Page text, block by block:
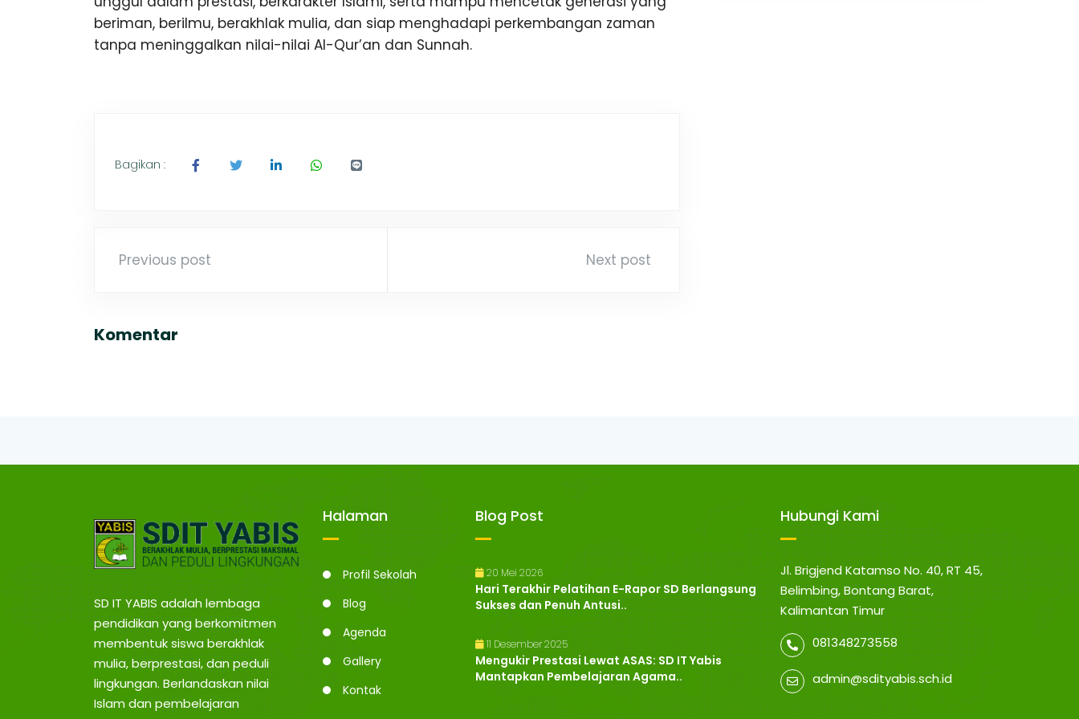
beriman, berilmu, berakhlak mulia, dan siap menghadapi perkembangan zaman
tanpa meninggalkan nilai-nilai Al-Qur’an dan Sunnah.
Bagikan :
Previous post Next post
Komentar
SD IT YABIS adalah lembaga
pendidikan yang berkomitmen
membentuk siswa berakhlak
mulia, berprestasi, dan peduli
lingkungan. Berlandaskan nilai
Islam dan pembelajaran
Halaman
Profil Sekolah
Blog
Agenda
Gallery
Kontak
Blog Post
20 Mei 2026
Hari Terakhir Pelatihan E-Rapor SD Berlangsung
Sukses dan Penuh Antusi..
11 Desember 2025
Mengukir Prestasi Lewat ASAS: SD IT Yabis
Mantapkan Pembelajaran Agama..
Hubungi Kami
Jl. Brigjend Katamso No. 40, RT 45,
Belimbing, Bontang Barat,
Kalimantan Timur
081348273558
admin@sdityabis.sch.id